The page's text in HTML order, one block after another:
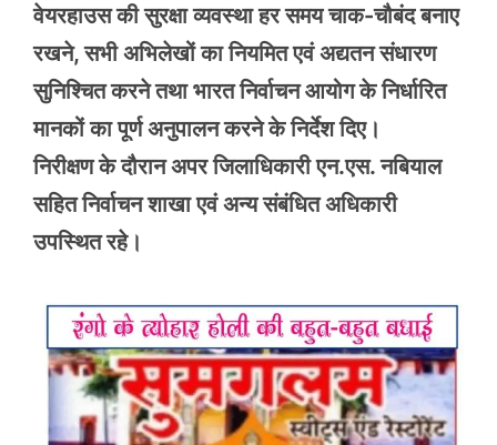
वेयरहाउस की सुरक्षा व्यवस्था हर समय चाक-चौबंद बनाए
रखने, सभी अभिलेखों का नियमित एवं अद्यतन संधारण
सुनिश्चित करने तथा भारत निर्वाचन आयोग के निर्धारित
मानकों का पूर्ण अनुपालन करने के निर्देश दिए।
निरीक्षण के दौरान अपर जिलाधिकारी एन.एस. नबियाल
सहित निर्वाचन शाखा एवं अन्य संबंधित अधिकारी
उपस्थित रहे।